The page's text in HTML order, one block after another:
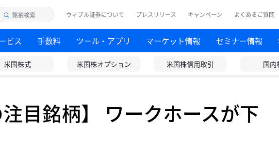
ウィブル証券について プレスリリース キャンペーン よくあるご質問
ビス 手数料 ツール・アプリ マーケット情報 セミナー情報
米国株式 米国株オプション 米国株信用取引 国内
目銘柄】 ワークホースが下